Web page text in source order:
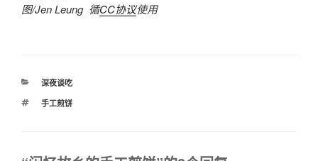
图/Jen Leung 循CC协议使用
分
深夜谈吃
标
手工煎饼